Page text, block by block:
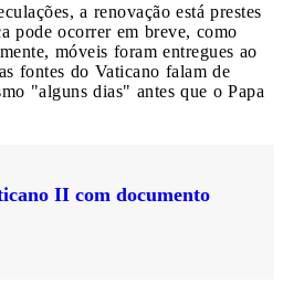
a renovação está prestes
pode ocorrer em breve, como
móveis foram entregues ao
fontes do Vaticano falam de
"alguns dias" antes que o Papa
II com documento